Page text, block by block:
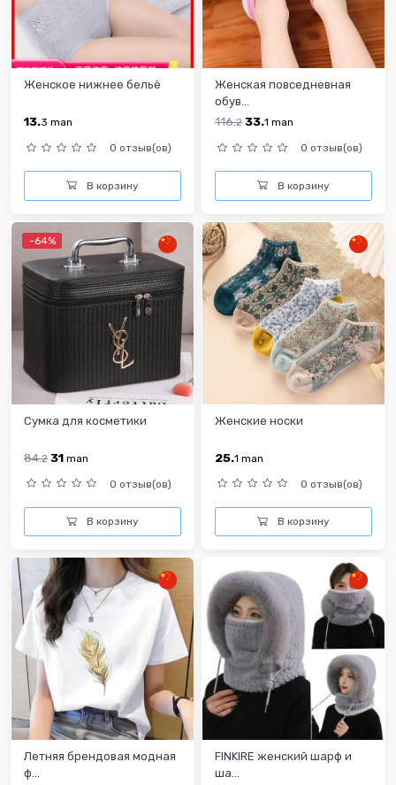
Женское нижнее бельё
13.3 man
0 отзыв(ов)
В корзину
Женская повседневная
обув...
116.2 33.1 man
0 отзыв(ов)
В корзину
-64%
Сумка для косметики
84.2 31 man
0 отзыв(ов)
В корзину
Женские носки
25.1 man
0 отзыв(ов)
В корзину
Летняя брендовая модная
ф...
FINKIRE женский шарф и
ша...